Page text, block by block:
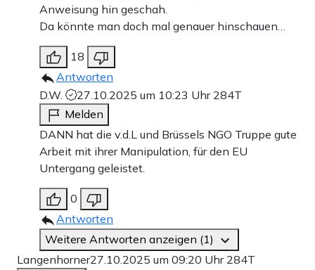
Anweisung hin geschah.
Da könnte man doch mal genauer hinschauen…
18
Antworten
D.W.
27.10.2025 um 10:23 Uhr 284T
Melden
DANN hat die v.d.L und Brüssels NGO Truppe gute
Arbeit mit ihrer Manipulation, für den EU
Untergang geleistet.
0
Antworten
Weitere Antworten anzeigen (1)
Langenhorner27.10.2025 um 09:20 Uhr 284T